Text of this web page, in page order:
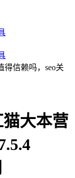
得信赖吗，seo关
大本营